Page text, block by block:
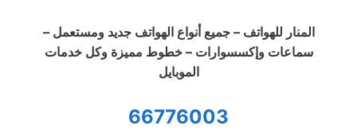
المنار للهواتف – جميع أنواع الهواتف جديد ومستعمل –
سماعات وإكسسوارات – خطوط مميزة وكل خدمات
الموبايل
66776003